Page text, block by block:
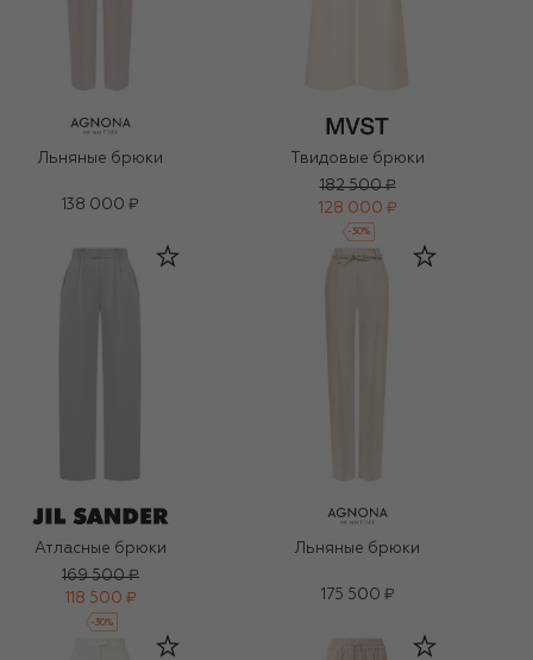
Льняные брюки
138 000 ₽
Твидовые брюки
182 500 ₽
128 000 ₽
-30%
Атласные брюки
169 500 ₽
118 500 ₽
-30%
Льняные брюки
175 500 ₽